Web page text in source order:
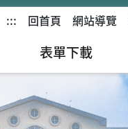
::: 回首頁 網站導覽
表單下載